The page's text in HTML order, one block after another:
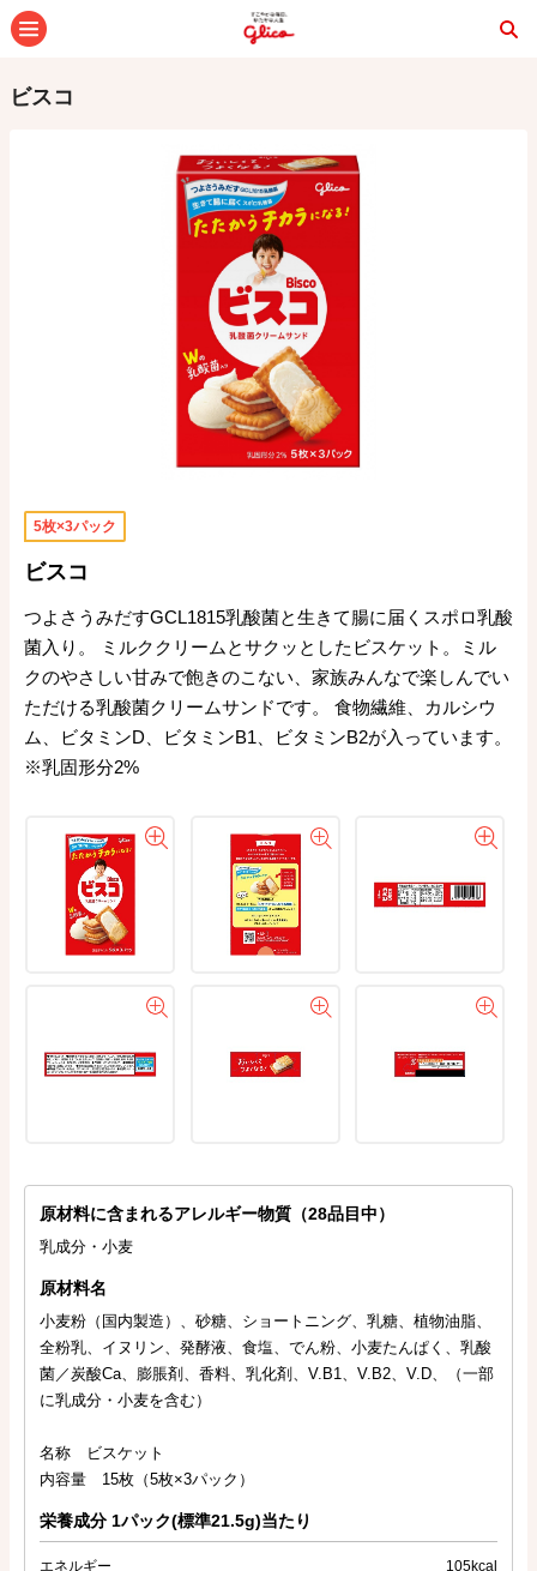
ビスコ
5枚×3パック
ビスコ
つよさうみだすGCL1815乳酸菌と生きて腸に届くスポロ乳酸
菌入り。 ミルククリームとサクッとしたビスケット。ミル
クのやさしい甘みで飽きのこない、家族みんなで楽しんでい
ただける乳酸菌クリームサンドです。 食物繊維、カルシウ
ム、ビタミンD、ビタミンB1、ビタミンB2が入っています。
※乳固形分2%
原材料に含まれるアレルギー物質（28品目中）
乳成分・小麦
原材料名
小麦粉（国内製造）、砂糖、ショートニング、乳糖、植物油脂、
全粉乳、イヌリン、発酵液、食塩、でん粉、小麦たんぱく、乳酸
菌／炭酸Ca、膨脹剤、香料、乳化剤、V.B1、V.B2、V.D、（一部
に乳成分・小麦を含む）
名称 ビスケット
内容量 15枚（5枚×3パック）
栄養成分 1パック(標準21.5g)当たり
エネルギー 105kcal